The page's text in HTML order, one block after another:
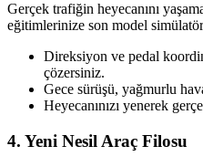
Gerçek trafiğin heyecanını
eğitimlerinize son model
Direksiyon ve pedal
çözersiniz.
Gece sürüşü, yağmurlu
Heyecanınızı yenerek
4. Yeni Nesil Araç Filosu